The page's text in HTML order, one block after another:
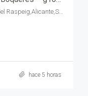
hace 5 horas